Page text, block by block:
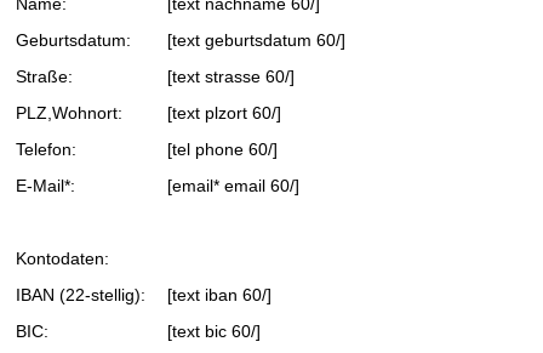
Geburtsdatum:
[text geburtsdatum 60/]
Straße:
[text strasse 60/]
PLZ,Wohnort:
[text plzort 60/]
Telefon:
[tel phone 60/]
E-Mail*:
[email* email 60/]
Kontodaten:
IBAN (22-stellig):
[text iban 60/]
BIC:
[text bic 60/]